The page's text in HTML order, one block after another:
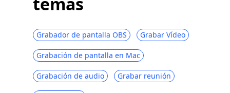
Grabador de pantalla OBS Grabar Vídeo
Grabación de pantalla en Mac
Grabación de audio Grabar reunión